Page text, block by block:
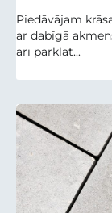
Piedāvājam
ar dabīgā
arī pārklāt...